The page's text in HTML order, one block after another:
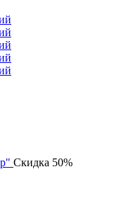
Скидка 50%